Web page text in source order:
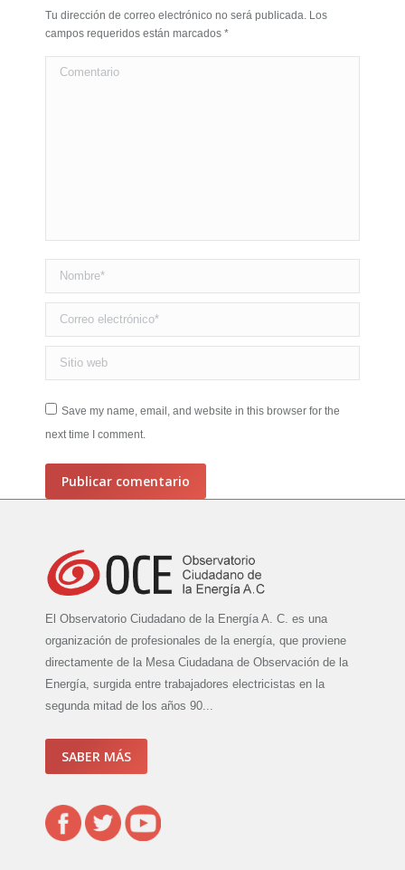
Tu dirección de correo electrónico no será publicada. Los
campos requeridos están marcados *
Comentario
Nombre *
Correo electrónico *
Sitio web
Save my name, email, and website in this browser for the
next time I comment.
Publicar comentario
El Observatorio Ciudadano de la Energía A. C. es una
organización de profesionales de la energía, que proviene
directamente de la Mesa Ciudadana de Observación de la
Energía, surgida entre trabajadores electricistas en la
segunda mitad de los años 90...
SABER MÁS